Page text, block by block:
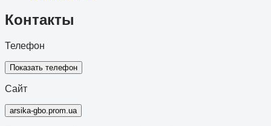
Контакты
Телефон
Показать телефон
Сайт
arsika-gbo.prom.ua